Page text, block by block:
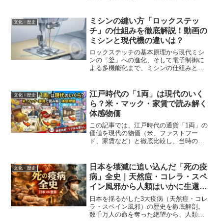
文化・歴史
ミシンの縫い方「ロックステッ
チ」の仕組みを徹底解説！動画の
ミシンと現代機の違いは？
ロックステッチの基本原理から現代ミシ
ンの「釜」への進化、そして電子制御に
よる多機能化まで、ミシンの仕組みと歴
文化・歴史
江戸時代の「1両」は現代のいく
ら？米・マック・家賃で読み解く
体感物価
この記事では、江戸時代の通貨「1両」の
価値を現代の物価（米、ファストフー
ド、家賃など）と徹底比較し、当時の庶
文化・歴史
日本を壊滅に追い込んだ「死の疫
病」全史｜天然痘・コレラ・スペ
イン風邪から人類はいかに生還し
たか
日本を揺るがした3大疫病（天然痘・コレ
ラ・スペイン風邪）の歴史を徹底解剖。
数千万人の命を奪った絶望から、人類が